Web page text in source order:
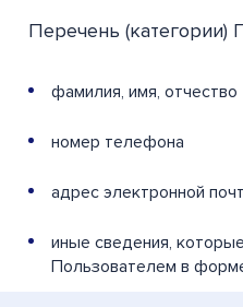
Перечень (категории)
фамилия, имя, отчество
номер телефона
адрес электронной
иные сведения,
Пользователем в